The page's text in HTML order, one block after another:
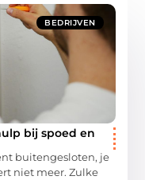
BEDRIJVEN
bij spoed en
buitengesloten, je
niet meer. Zulke